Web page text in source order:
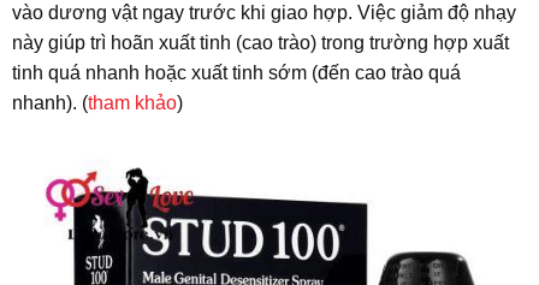
vào dương vật ngay trước khi giao hợp. Việc giảm độ nhạy
này giúp trì hoãn xuất tinh (cao trào) trong trường hợp xuất
tinh quá nhanh hoặc xuất tinh sớm (đến cao trào quá
nhanh). (tham khảo)